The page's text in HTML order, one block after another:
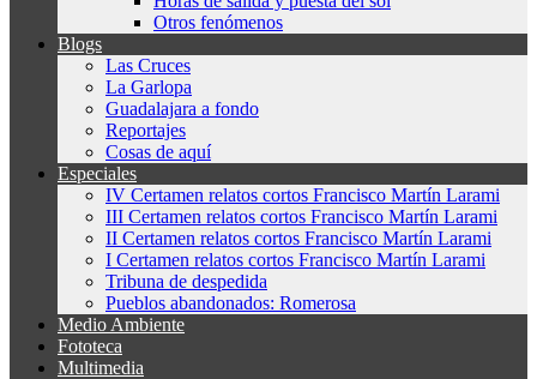
Otros fenómenos
Blogs
Las Cruces
La Garlopa
Guadalajara a fondo
Reportajes
Cosas de aquí
Especiales
IV Certamen relatos cortos Francisco Martín Larami
III Certamen relatos cortos Francisco Martín Larami
II Certamen relatos cortos Francisco Martín Larami
I Certamen relatos cortos Francisco Martín Larami
Tribuna de despedida
Pueblos abandonados: Romerosa
Medio Ambiente
Fototeca
Multimedia